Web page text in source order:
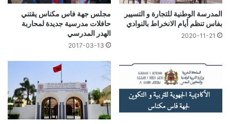
المدرسة الوطنية للتجارة و التسيير
بفاس تنظم أيام الانخراط بالنوادي
2020-11-21
مجلس جهة فاس مكناس يقتني
حافلات مدرسية جديدة لمحاربة
الهدر المدرسي
2017-03-13